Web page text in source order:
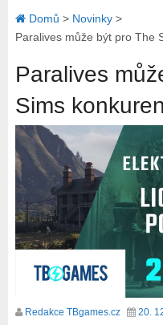
Domů > Novinky>
Paralives může být pro The
Paralives
Sims
Redakce TBgames.cz 20.